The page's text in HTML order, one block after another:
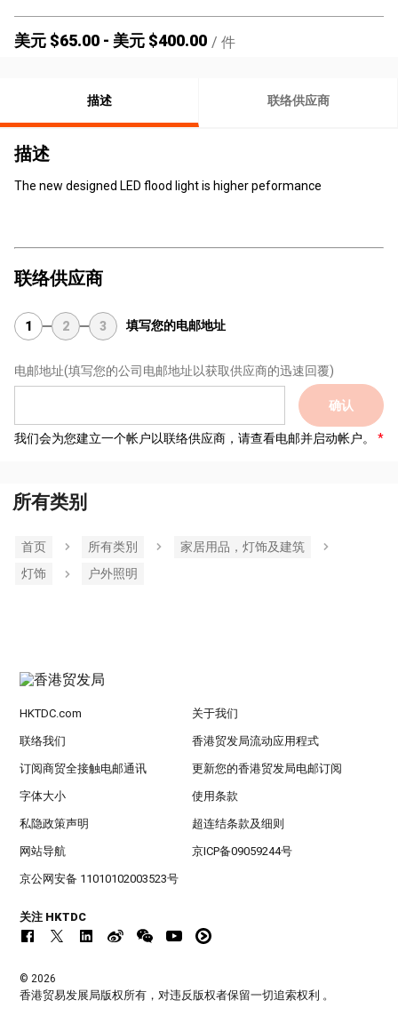
美元 $65.00 - 美元 $400.00 / 件
描述 联络供应商
描述
The new designed LED flood light is higher peformance
联络供应商
1 2 3 填写您的电邮地址
电邮地址(填写您的公司电邮地址以获取供应商的迅速回覆)
确认
我们会为您建立一个帐户以联络供应商，请查看电邮并启动帐户。
所有类别
首页 所有类別
家居用品，灯饰及建筑
灯饰
户外照明
HKTDC.com 关于我们
联络我们 香港贸发局流动应用程式
订阅商贸全接触电邮通讯 更新您的香港贸发局电邮订阅
字体大小 使用条款
私隐政策声明 超连结条款及细则
网站导航 京ICP备09059244号
京公网安备 11010102003523号
关注 HKTDC
© 2026
香港贸易发展局版权所有，对违反版权者保留一切追索权利 。